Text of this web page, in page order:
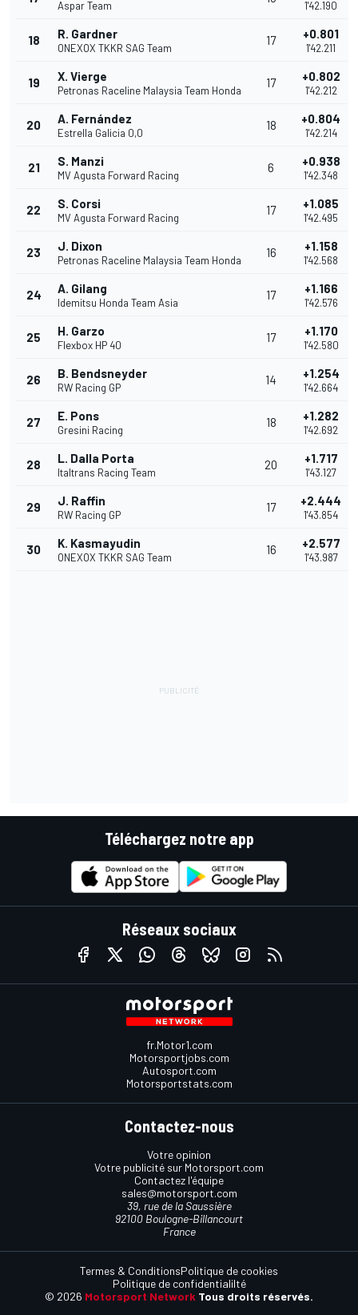
Aspar Team 1'42.190
18 R. Gardner
ONEXOX TKKR SAG Team
17 +0.801
1'42.211
19 X. Vierge
Petronas Raceline Malaysia Team Honda
17 +0.802
1'42.212
20 A. Fernández
Estrella Galicia 0,0
18 +0.804
1'42.214
21 S. Manzi
MV Agusta Forward Racing
6 +0.938
1'42.348
22 S. Corsi
MV Agusta Forward Racing
17 +1.085
1'42.495
23 J. Dixon
Petronas Raceline Malaysia Team Honda
16 +1.158
1'42.568
24 A. Gilang
Idemitsu Honda Team Asia
17 +1.166
1'42.576
25 H. Garzo
Flexbox HP 40
17 +1.170
1'42.580
26 B. Bendsneyder
RW Racing GP
14 +1.254
1'42.664
27 E. Pons
Gresini Racing
18 +1.282
1'42.692
28 L. Dalla Porta
Italtrans Racing Team
20 +1.717
1'43.127
29 J. Raffin
RW Racing GP
17 +2.444
1'43.854
30 K. Kasmayudin
ONEXOX TKKR SAG Team
16 +2.577
1'43.987
Téléchargez notre app
Réseaux sociaux
fr.Motor1.com
Motorsportjobs.com
Autosport.com
Motorsportstats.com
Contactez-nous
Votre opinion
Votre publicité sur Motorsport.com
Contactez l'équipe
sales@motorsport.com
39, rue de la Saussière
92100 Boulogne-Billancourt
France
© 2026 Motorsport Network Tous droits réservés.
Termes & ConditionsPolitique de cookies
Politique de confidentialilté